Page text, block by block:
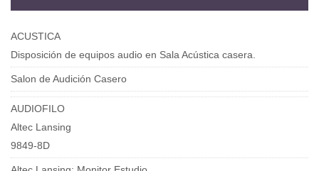
ACUSTICA
Disposición de equipos audio en Sala Acústica casera.
Salon de Audición Casero
AUDIOFILO
Altec Lansing
9849-8D